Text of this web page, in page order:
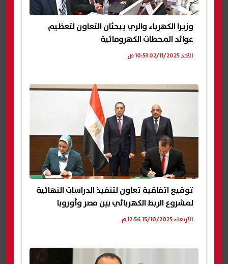
وزيرا الكهرباء والري يبحثان التعاون لتعظيم
عوائد المحطات الكهرومائية
الأحد 02/11/2025 10:53 ص
توقيع اتفاقية تعاون لتنفيذ الدراسات النهائية
لمشروع الربط الكهربائي بين مصر وأوروبا
الأربعاء 15/10/2025 12:56 م